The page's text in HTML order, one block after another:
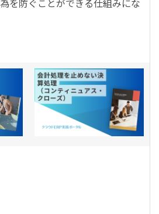
を防ぐことができる仕組みにな